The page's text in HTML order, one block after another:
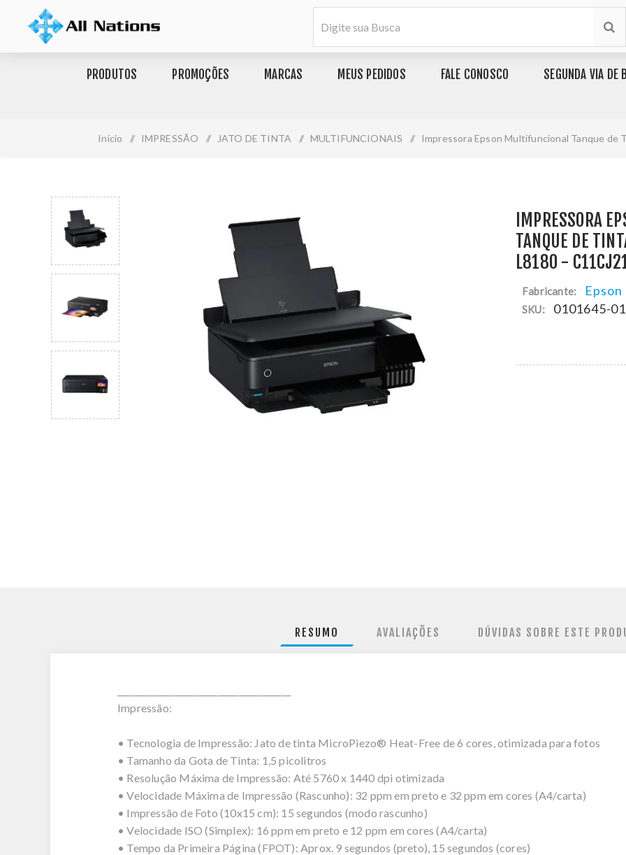
PRODUTOS PROMOÇÕES MARCAS MEUS PEDIDOS FALE CONOSCO SEGUNDA VIA DE
Início / IMPRESSÃO / JATO DE TINTA / MULTIFUNCIONAIS / Impressora Epson Multifuncional Tanque de
IMPRESSORA
TANQUE DE
L8180 -
Fabricante: Epson
SKU: 0101645-01
RESUMO AVALIAÇÕES DÚVIDAS SOBRE ESTE
Impressão:
• Tecnologia de Impressão: Jato de tinta MicroPiezo® Heat-Free de 6 cores, otimizada para fotos
• Tamanho da Gota de Tinta: 1,5 picolitros
• Resolução Máxima de Impressão: Até 5760 x 1440 dpi otimizada
• Velocidade Máxima de Impressão (Rascunho): 32 ppm em preto e 32 ppm em cores (A4/carta)
• Impressão de Foto (10x15 cm): 15 segundos (modo rascunho)
• Velocidade ISO (Simplex): 16 ppm em preto e 12 ppm em cores (A4/carta)
• Tempo da Primeira Página (FPOT): Aprox. 9 segundos (preto), 15 segundos (cores)